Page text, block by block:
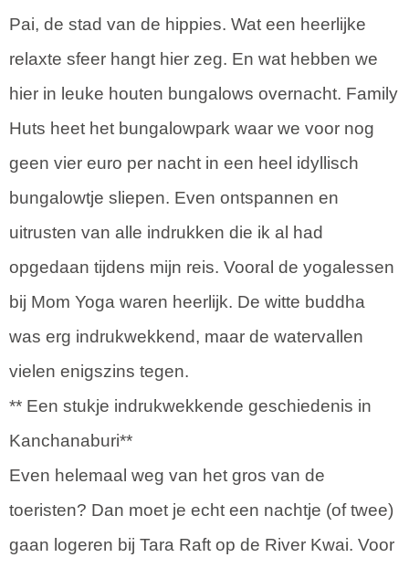
Pai, de stad van de hippies. Wat een heerlijke
relaxte sfeer hangt hier zeg. En wat hebben we
hier in leuke houten bungalows overnacht. Family
Huts heet het bungalowpark waar we voor nog
geen vier euro per nacht in een heel idyllisch
bungalowtje sliepen. Even ontspannen en
uitrusten van alle indrukken die ik al had
opgedaan tijdens mijn reis. Vooral de yogalessen
bij Mom Yoga waren heerlijk. De witte buddha
was erg indrukwekkend, maar de watervallen
vielen enigszins tegen.
** Een stukje indrukwekkende geschiedenis in
Kanchanaburi**
Even helemaal weg van het gros van de
toeristen? Dan moet je echt een nachtje (of twee)
gaan logeren bij Tara Raft op de River Kwai. Voor